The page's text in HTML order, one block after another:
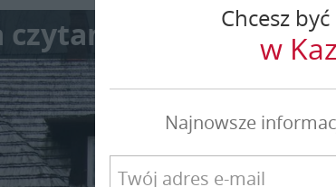
czytam, ty czytasz,
Chcesz
w
Najnowsze